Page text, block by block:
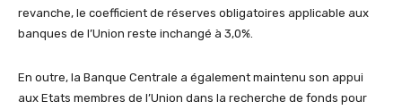
revanche, le coefficient de réserves obligatoires applicable aux
banques de l’Union reste inchangé à 3,0%.
En outre, la Banque Centrale a également maintenu son appui
aux Etats membres de l’Union dans la recherche de fonds pour